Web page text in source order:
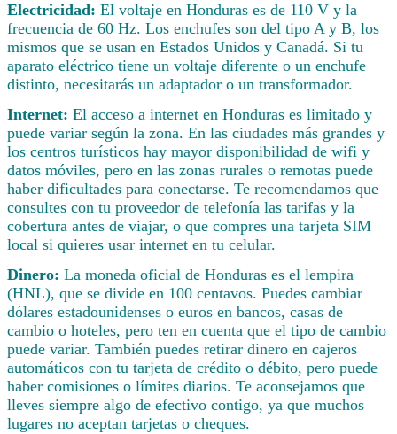
Electricidad: El voltaje en Honduras es de 110 V y la
frecuencia de 60 Hz. Los enchufes son del tipo A y B, los
mismos que se usan en Estados Unidos y Canadá. Si tu
aparato eléctrico tiene un voltaje diferente o un enchufe
distinto, necesitarás un adaptador o un transformador.
Internet: El acceso a internet en Honduras es limitado y
puede variar según la zona. En las ciudades más grandes y
los centros turísticos hay mayor disponibilidad de wifi y
datos móviles, pero en las zonas rurales o remotas puede
haber dificultades para conectarse. Te recomendamos que
consultes con tu proveedor de telefonía las tarifas y la
cobertura antes de viajar, o que compres una tarjeta SIM
local si quieres usar internet en tu celular.
Dinero: La moneda oficial de Honduras es el lempira
(HNL), que se divide en 100 centavos. Puedes cambiar
dólares estadounidenses o euros en bancos, casas de
cambio o hoteles, pero ten en cuenta que el tipo de cambio
puede variar. También puedes retirar dinero en cajeros
automáticos con tu tarjeta de crédito o débito, pero puede
haber comisiones o límites diarios. Te aconsejamos que
lleves siempre algo de efectivo contigo, ya que muchos
lugares no aceptan tarjetas o cheques.